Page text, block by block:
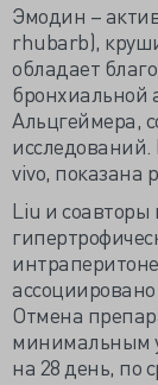
Эмодин –
rhubarb),
обладает
бронхиальной
Альцгеймера,
vivo, показана
Liu и соавторы
Отмена
минимальным
на 28 день, по